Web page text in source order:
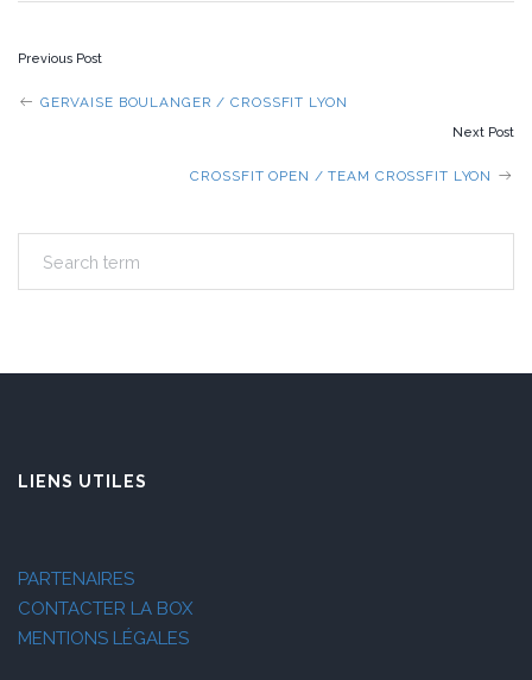
POST
NAVIGATION
Previous Post
GERVAISE BOULANGER / CROSSFIT LYON
Next Post
CROSSFIT OPEN / TEAM CROSSFIT LYON
LIENS UTILES
PARTENAIRES
CONTACTER LA BOX
MENTIONS LÉGALES